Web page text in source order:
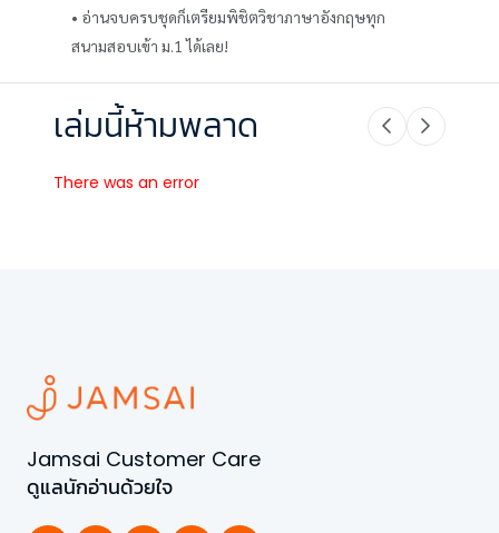
• อ่านจบครบชุดก็เตรียมพิชิตวิชาภาษาอังกฤษทุก
สนามสอบเข้า ม.1 ได้เลย!
เล่มนี้ห้ามพลาด
There was an error
Jamsai Customer Care
ดูแลนักอ่านด้วยใจ